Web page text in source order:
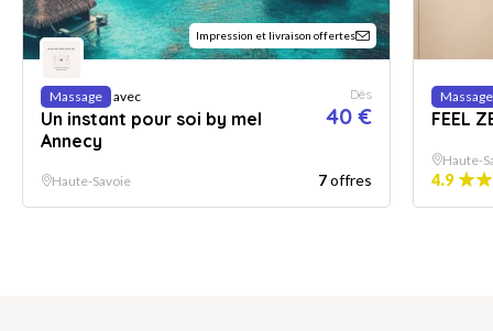
Impression et livraison offertes
Massage avec
Un instant pour soi by mel
Annecy
Dès
40 €
Haute-Savoie 7offres
Massage
FEEL
Haute-
4.9